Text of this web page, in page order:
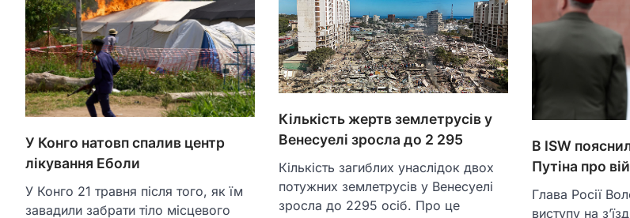
У Конго натовп спалив центр
лікування Еболи
У Конго 21 травня після того, як їм
завадили забрати тіло місцевого
Кількість жертв землетрусів у
Венесуелі зросла до 2 295
Кількість загиблих унаслідок двох
потужних землетрусів у Венесуелі
зросла до 2295 осіб. Про це
В ISW
Путіна про
Глава Росії
виступу на